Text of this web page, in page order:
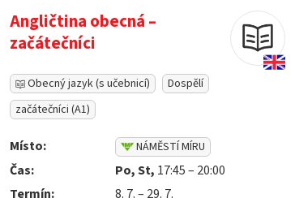
Angličtina obecná –
začátečníci
Obecný jazyk (s učebnicí)
Dospělí
začátečníci (A1)
Místo: NÁMĚSTÍ MÍRU
Čas: Po, St, 17:45 – 20:00
Termín:
8. 7. – 29. 7.